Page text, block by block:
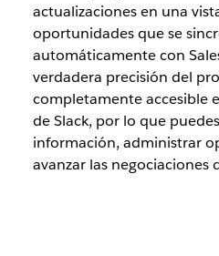
actualizaciones en una
oportunidades que se
automáticamente con
verdadera precisión del
completamente accesible
de Slack, por lo que
información, administrar
avanzar las negociaciones